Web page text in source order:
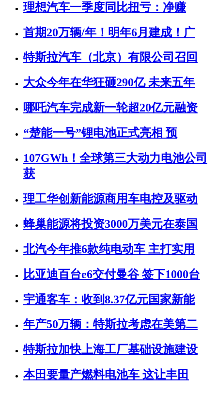
理想汽车一季度同比扭亏：净赚
首期20万辆/年！明年6月建成！广
特斯拉汽车（北京）有限公司召回
大众今年在华狂砸290亿 未来五年
哪吒汽车完成新一轮超20亿元融资
“楚能一号”锂电池正式亮相 预
107GWh！全球第三大动力电池公司
获
理工华创新能源商用车电控及驱动
蜂巢能源将投资3000万美元在泰国
北汽今年推6款纯电动车 主打实用
比亚迪百台e6交付曼谷 签下1000台
宇通客车：收到8.37亿元国家新能
年产50万辆：特斯拉考虑在美第二
特斯拉加快上海工厂基础设施建设
本田要量产燃料电池车 这让丰田